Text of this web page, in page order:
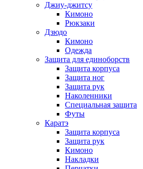
Джиу-джитсу
Кимоно
Рюкзаки
Дзюдо
Кимоно
Одежда
Защита для единоборств
Защита корпуса
Защита ног
Защита рук
Наколенники
Специальная защита
Футы
Каратэ
Защита корпуса
Защита рук
Кимоно
Накладки